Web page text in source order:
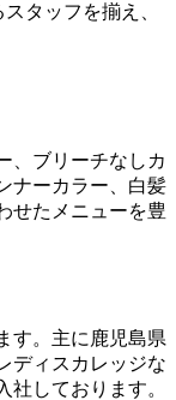
タッフを揃え、
、ブリーチなしカ
ナーカラー、白髪
せたメニューを豊
す。主に鹿児島県
ディスカレッジな
社しております。